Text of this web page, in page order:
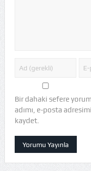
Bir dahaki sefere
adımı, e-posta
kaydet.